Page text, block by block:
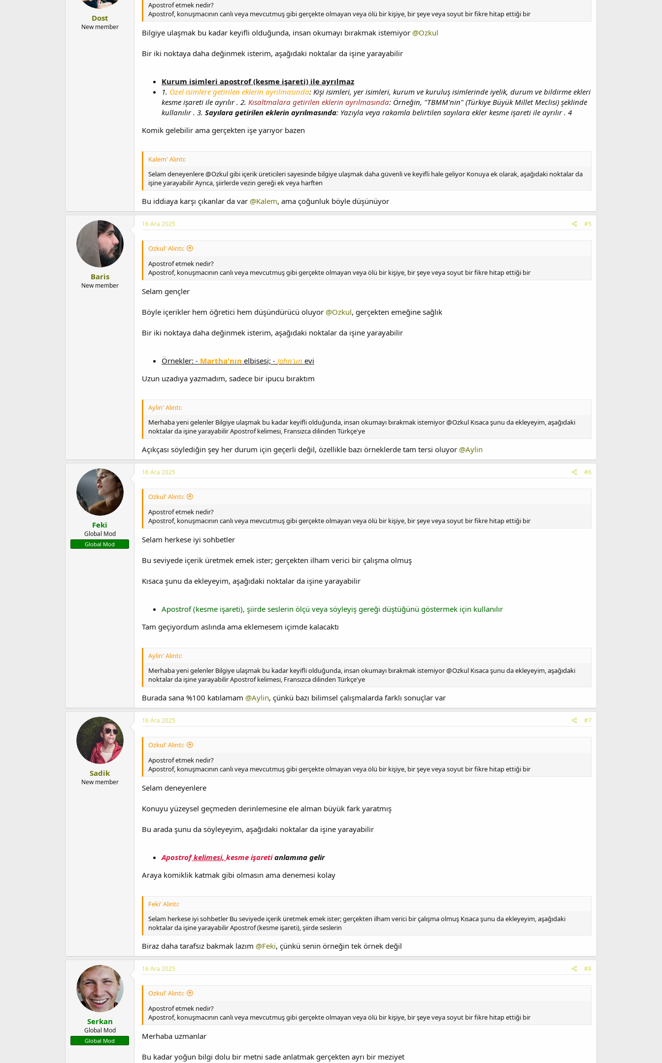
Dost
New member
Apostrof etmek nedir?
Apostrof, konuşmacının canlı veya mevcutmuş gibi gerçekte olmayan veya ölü bir kişiye, bir şeye veya soyut bir fikre hitap ettiği bir
Bilgiye ulaşmak bu kadar keyifli olduğunda, insan okumayı bırakmak istemiyor @Ozkul
Bir iki noktaya daha değinmek isterim, aşağıdaki noktalar da işine yarayabilir
Kurum isimleri apostrof (kesme işareti) ile ayrılmaz
1. Özel isimlere getirilen eklerin ayrılmasında: Kişi isimleri, yer isimleri, kurum ve kuruluş isimlerinde iyelik, durum ve bildirme ekleri
kesme işareti ile ayrılır . 2. Kısaltmalara getirilen eklerin ayrılmasında: Örneğin, "TBMM'nin" (Türkiye Büyük Millet Meclisi) şeklinde
kullanılır . 3. Sayılara getirilen eklerin ayrılmasında: Yazıyla veya rakamla belirtilen sayılara ekler kesme işareti ile ayrılır . 4
Komik gelebilir ama gerçekten işe yarıyor bazen
Kalem' Alıntı:
Selam deneyenlere @Ozkul gibi içerik üreticileri sayesinde bilgiye ulaşmak daha güvenli ve keyifli hale geliyor Konuya ek olarak, aşağıdaki noktalar da
işine yarayabilir Ayrıca, şiirlerde vezin gereği ek veya harften
Bu iddiaya karşı çıkanlar da var @Kalem, ama çoğunluk böyle düşünüyor
Baris
New member
16 Ara 2025 #5
Ozkul' Alıntı:
Apostrof etmek nedir?
Apostrof, konuşmacının canlı veya mevcutmuş gibi gerçekte olmayan veya ölü bir kişiye, bir şeye veya soyut bir fikre hitap ettiği bir
Selam gençler
Böyle içerikler hem öğretici hem düşündürücü oluyor @Ozkul, gerçekten emeğine sağlık
Bir iki noktaya daha değinmek isterim, aşağıdaki noktalar da işine yarayabilir
Örnekler: - Martha'nın elbisesi; - John'un evi
Uzun uzadıya yazmadım, sadece bir ipucu bıraktım
Aylin' Alıntı:
Merhaba yeni gelenler Bilgiye ulaşmak bu kadar keyifli olduğunda, insan okumayı bırakmak istemiyor @Ozkul Kısaca şunu da ekleyeyim, aşağıdaki
noktalar da işine yarayabilir Apostrof kelimesi, Fransızca dilinden Türkçe'ye
Açıkçası söylediğin şey her durum için geçerli değil, özellikle bazı örneklerde tam tersi oluyor @Aylin
Feki
Global Mod
Global Mod
16 Ara 2025 #6
Ozkul' Alıntı:
Apostrof etmek nedir?
Apostrof, konuşmacının canlı veya mevcutmuş gibi gerçekte olmayan veya ölü bir kişiye, bir şeye veya soyut bir fikre hitap ettiği bir
Selam herkese iyi sohbetler
Bu seviyede içerik üretmek emek ister; gerçekten ilham verici bir çalışma olmuş
Kısaca şunu da ekleyeyim, aşağıdaki noktalar da işine yarayabilir
Apostrof (kesme işareti), şiirde seslerin ölçü veya söyleyiş gereği düştüğünü göstermek için kullanılır
Tam geçiyordum aslında ama eklemesem içimde kalacaktı
Aylin' Alıntı:
Merhaba yeni gelenler Bilgiye ulaşmak bu kadar keyifli olduğunda, insan okumayı bırakmak istemiyor @Ozkul Kısaca şunu da ekleyeyim, aşağıdaki
noktalar da işine yarayabilir Apostrof kelimesi, Fransızca dilinden Türkçe'ye
Burada sana %100 katılamam @Aylin, çünkü bazı bilimsel çalışmalarda farklı sonuçlar var
Sadik
New member
16 Ara 2025 #7
Ozkul' Alıntı:
Apostrof etmek nedir?
Apostrof, konuşmacının canlı veya mevcutmuş gibi gerçekte olmayan veya ölü bir kişiye, bir şeye veya soyut bir fikre hitap ettiği bir
Selam deneyenlere
Konuyu yüzeysel geçmeden derinlemesine ele alman büyük fark yaratmış
Bu arada şunu da söyleyeyim, aşağıdaki noktalar da işine yarayabilir
Apostrofkelimesi, kesme işaretianlamına gelir
Araya komiklik katmak gibi olmasın ama denemesi kolay
Feki' Alıntı:
Selam herkese iyi sohbetler Bu seviyede içerik üretmek emek ister; gerçekten ilham verici bir çalışma olmuş Kısaca şunu da ekleyeyim, aşağıdaki
noktalar da işine yarayabilir Apostrof (kesme işareti), şiirde seslerin
Biraz daha tarafsız bakmak lazım @Feki, çünkü senin örneğin tek örnek değil
Serkan
Global Mod
Global Mod
16 Ara 2025 #8
Ozkul' Alıntı:
Apostrof etmek nedir?
Apostrof, konuşmacının canlı veya mevcutmuş gibi gerçekte olmayan veya ölü bir kişiye, bir şeye veya soyut bir fikre hitap ettiği bir
Merhaba uzmanlar
Bu kadar yoğun bilgi dolu bir metni sade anlatmak gerçekten ayrı bir meziyet